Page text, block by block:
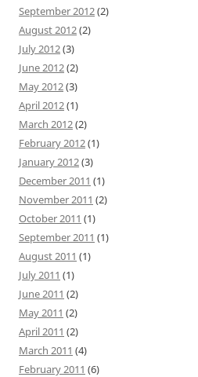
September 2012(2)
August 2012(2)
July 2012(3)
June 2012(2)
May 2012(3)
April 2012(1)
March 2012(2)
February 2012(1)
January 2012(3)
December 2011 (1)
November 2011 (2)
October 2011 (1)
September 2011 (1)
August 2011 (1)
July 2011 (1)
June 2011 (2)
May 2011 (2)
April 2011 (2)
March 2011 (4)
February 2011 (6)